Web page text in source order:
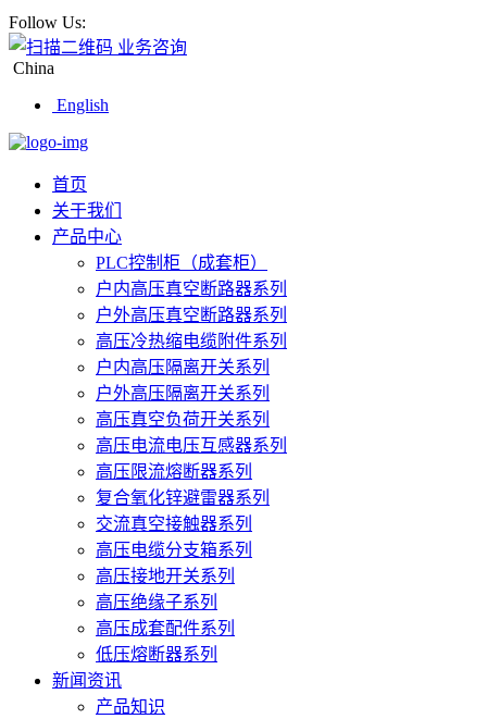
Follow Us:
业务咨询
China
English
首页
关于我们
产品中心
PLC控制柜（成套柜）
户内高压真空断路器系列
户外高压真空断路器系列
高压冷热缩电缆附件系列
户内高压隔离开关系列
户外高压隔离开关系列
高压真空负荷开关系列
高压电流电压互感器系列
高压限流熔断器系列
复合氧化锌避雷器系列
交流真空接触器系列
高压电缆分支箱系列
高压接地开关系列
高压绝缘子系列
高压成套配件系列
低压熔断器系列
新闻资讯
产品知识